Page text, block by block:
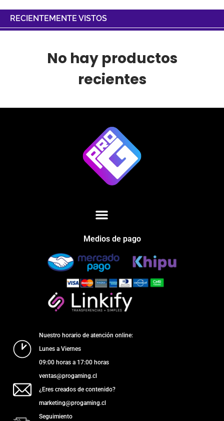
RECIENTEMENTE VISTOS
No hay productos
recientes
Medios de pago
Nuestro horario de atención online:
Lunes a Viernes
09:00 horas a 17:00 horas
ventas@progaming.cl
¿Eres creados de contenido?
marketing@progaming.cl
Seguimiento